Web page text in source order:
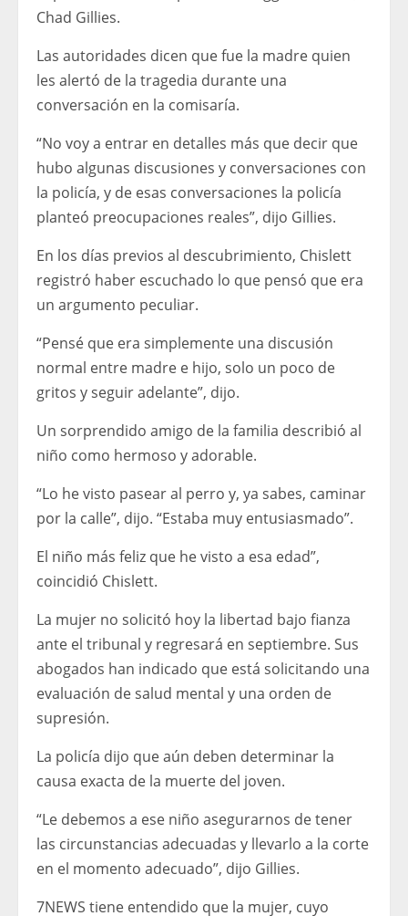
Chad Gillies.
Las autoridades dicen que fue la madre quien
les alertó de la tragedia durante una
conversación en la comisaría.
“No voy a entrar en detalles más que decir que
hubo algunas discusiones y conversaciones con
la policía, y de esas conversaciones la policía
planteó preocupaciones reales”, dijo Gillies.
En los días previos al descubrimiento, Chislett
registró haber escuchado lo que pensó que era
un argumento peculiar.
“Pensé que era simplemente una discusión
normal entre madre e hijo, solo un poco de
gritos y seguir adelante”, dijo.
Un sorprendido amigo de la familia describió al
niño como hermoso y adorable.
“Lo he visto pasear al perro y, ya sabes, caminar
por la calle”, dijo. “Estaba muy entusiasmado”.
El niño más feliz que he visto a esa edad”,
coincidió Chislett.
La mujer no solicitó hoy la libertad bajo fianza
ante el tribunal y regresará en septiembre. Sus
abogados han indicado que está solicitando una
evaluación de salud mental y una orden de
supresión.
La policía dijo que aún deben determinar la
causa exacta de la muerte del joven.
“Le debemos a ese niño asegurarnos de tener
las circunstancias adecuadas y llevarlo a la corte
en el momento adecuado”, dijo Gillies.
7NEWS tiene entendido que la mujer, cuyo